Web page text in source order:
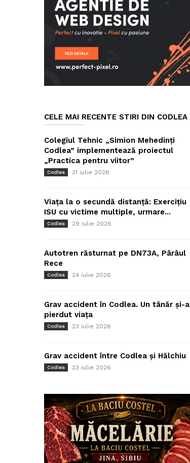
CELE MAI RECENTE STIRI DIN CODLEA
Colegiul Tehnic „Simion Mehedinți
Codlea” implementează proiectul
„Practica pentru viitor”
Codlea 31 iulie 2026
Viața la o secundă distanță: Exercițiu
ISU cu victime multiple, urmare...
Codlea 29 iulie 2026
Autotren răsturnat pe DN73A, Pârâul
Rece
Codlea 24 iulie 2026
Grav accident în Codlea. Un tânăr și-a
pierdut viața
Codlea 23 iulie 2026
Grav accident între Codlea și Hălchiu
Codlea 23 iulie 2026